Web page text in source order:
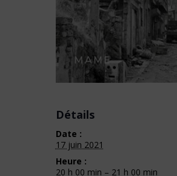
Détails
Date :
17 juin 2021
Heure :
20 h 00 min – 21 h 00 min